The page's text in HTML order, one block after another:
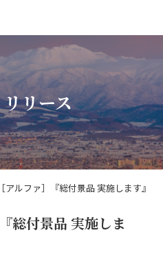
リース
［アルファ］『総付景品 実施します』
総付景品 実施しま